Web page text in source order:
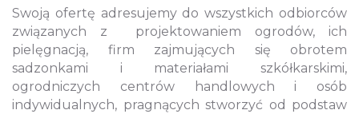
Swoją ofertę adresujemy do wszystkich odbiorców
związanych z projektowaniem ogrodów, ich
pielęgnacją, firm zajmujących się obrotem
sadzonkami i materiałami szkółkarskimi,
ogrodniczych centrów handlowych i osób
indywidualnych, pragnących stworzyć od podstaw